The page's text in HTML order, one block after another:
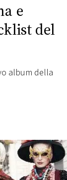
e
del
album della